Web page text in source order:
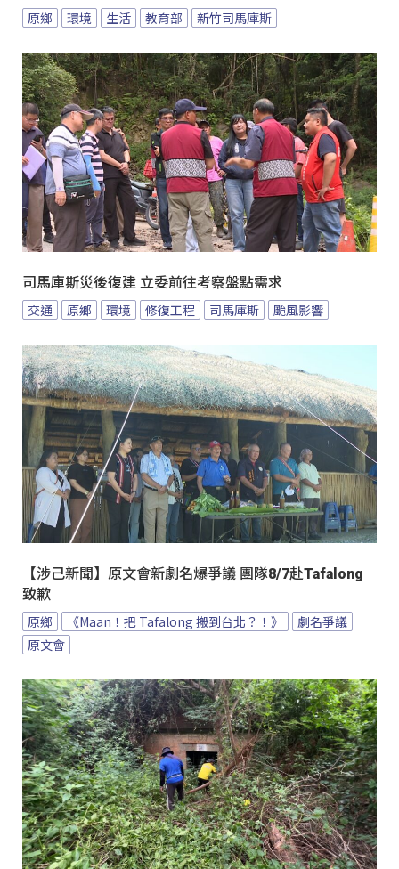
原鄉 環境 生活 教育部 新竹司馬庫斯
司馬庫斯災後復建 立委前往考察盤點需求
交通 原鄉 環境 修復工程 司馬庫斯 颱風影響
【涉己新聞】原文會新劇名爆爭議 團隊8/7赴Tafalong
致歉
原鄉 《Maan！把 Tafalong 搬到台北？！》
劇名爭議
原文會